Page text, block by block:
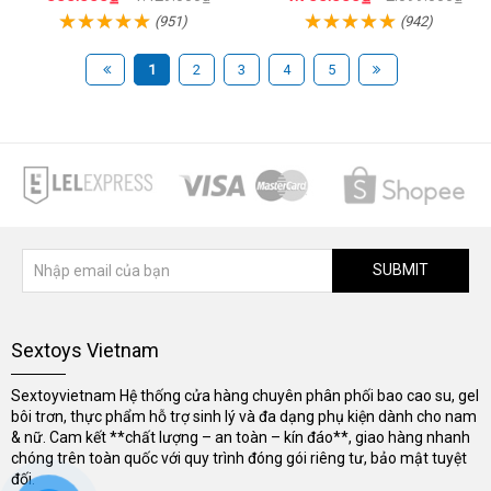
(951) (942)
1 2 3 4 5
SUBMIT
Sextoys Vietnam
Sextoyvietnam Hệ thống cửa hàng chuyên phân phối bao cao su, gel
bôi trơn, thực phẩm hỗ trợ sinh lý và đa dạng phụ kiện dành cho nam
& nữ. Cam kết **chất lượng – an toàn – kín đáo**, giao hàng nhanh
chóng trên toàn quốc với quy trình đóng gói riêng tư, bảo mật tuyệt
đối.